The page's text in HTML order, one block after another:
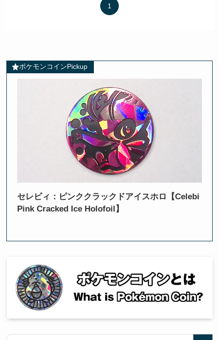
1
ポケモンコインPickup
セレビィ：ピンククラックドアイスホロ【Celebi
Pink Cracked Ice Holofoil】